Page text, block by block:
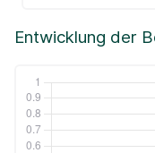
Entwicklung der